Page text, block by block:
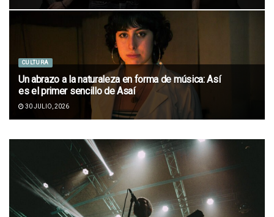
CULTURA
Un abrazo a la naturaleza en forma de música: Así
es el primer sencillo de Asaí
30 JULIO, 2026